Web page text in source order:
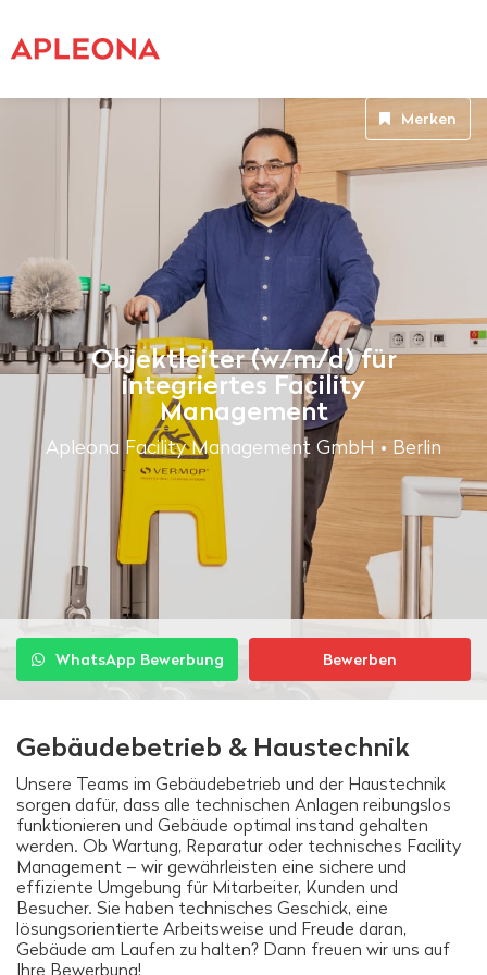
Objektleiter (w/m/d) für
integriertes Facility
Management
Apleona Facility Management GmbH • Berlin
Merken
WhatsApp Bewerbung Bewerben
Gebäudebetrieb & Haustechnik
Unsere Teams im Gebäudebetrieb und der Haustechnik
sorgen dafür, dass alle technischen Anlagen reibungslos
funktionieren und Gebäude optimal instand gehalten
werden. Ob Wartung, Reparatur oder technisches Facility
Management – wir gewährleisten eine sichere und
effiziente Umgebung für Mitarbeiter, Kunden und
Besucher. Sie haben technisches Geschick, eine
lösungsorientierte Arbeitsweise und Freude daran,
Gebäude am Laufen zu halten? Dann freuen wir uns auf
Ihre Bewerbung!